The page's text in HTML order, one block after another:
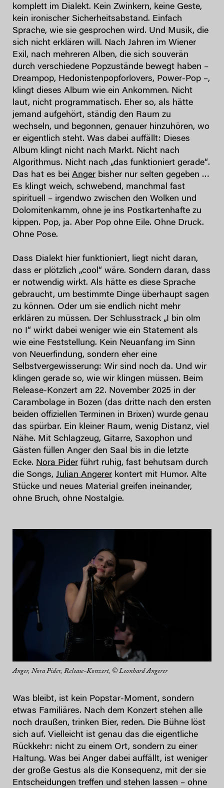
komplett im Dialekt. Kein Zwinkern, keine Geste,
kein ironischer Sicherheitsabstand. Einfach
Sprache, wie sie gesprochen wird. Und Musik, die
sich nicht erklären will. Nach Jahren im Wiener
Exil, nach mehreren Alben, die sich souverän
durch verschiedene Popzustände bewegt haben –
Dreampop, Hedonistenpopforlovers, Power-Pop –,
klingt dieses Album wie ein Ankommen. Nicht
laut, nicht programmatisch. Eher so, als hätte
jemand aufgehört, ständig den Raum zu
wechseln, und begonnen, genauer hinzuhören, wo
er eigentlich steht. Was dabei auffällt: Dieses
Album klingt nicht nach Markt. Nicht nach
Algorithmus. Nicht nach „das funktioniert gerade“.
Das hat es bei Anger bisher nur selten gegeben …
Es klingt weich, schwebend, manchmal fast
spirituell – irgendwo zwischen den Wolken und
Dolomitenkamm, ohne je ins Postkartenhafte zu
kippen. Pop, ja. Aber Pop ohne Eile. Ohne Druck.
Ohne Pose.
Dass Dialekt hier funktioniert, liegt nicht daran,
dass er plötzlich „cool“ wäre. Sondern daran, dass
er notwendig wirkt. Als hätte es diese Sprache
gebraucht, um bestimmte Dinge überhaupt sagen
zu können. Oder um sie endlich nicht mehr
erklären zu müssen. Der Schlusstrack „I bin olm
no I“ wirkt dabei weniger wie ein Statement als
wie eine Feststellung. Kein Neuanfang im Sinn
von Neuerfindung, sondern eher eine
Selbstvergewisserung: Wir sind noch da. Und wir
klingen gerade so, wie wir klingen müssen. Beim
Release-Konzert am 22. November 2025 in der
Carambolage in Bozen (das dritte nach den ersten
beiden offiziellen Terminen in Brixen) wurde genau
das spürbar. Ein kleiner Raum, wenig Distanz, viel
Nähe. Mit Schlagzeug, Gitarre, Saxophon und
Gästen füllen Anger den Saal bis in die letzte
Ecke. Nora Pider führt ruhig, fast behutsam durch
die Songs, Julian Angerer kontert mit Humor. Alte
Stücke und neues Material greifen ineinander,
ohne Bruch, ohne Nostalgie.
Anger, Nora Pider, Release-Konzert, © Leonhard Angerer
Was bleibt, ist kein Popstar-Moment, sondern
etwas Familiäres. Nach dem Konzert stehen alle
noch draußen, trinken Bier, reden. Die Bühne löst
sich auf. Vielleicht ist genau das die eigentliche
Rückkehr: nicht zu einem Ort, sondern zu einer
Haltung. Was bei Anger dabei auffällt, ist weniger
der große Gestus als die Konsequenz, mit der sie
Entscheidungen treffen und stehen lassen – ohne